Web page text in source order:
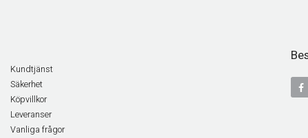
Kundtjänst
Säkerhet
Köpvillkor
Leveranser
Vanliga frågor